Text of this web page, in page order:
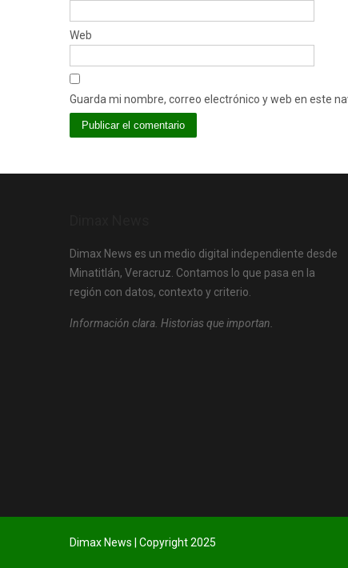
Web
Guarda mi nombre, correo electrónico y web en este
Dimax News es un medio digital independiente desde
Minatitlán, Veracruz. Contamos lo que pasa en la
región con datos, contexto y criterio.
Información clara. Historias que importan.
Dimax News | Copyright 2025